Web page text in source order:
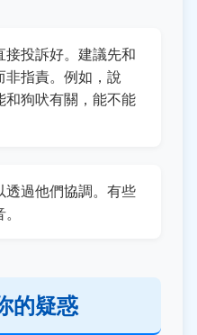
接投訴好。建議先和
非指責。例如，說
和狗吠有關，能不能
透過他們協調。有些
的疑惑